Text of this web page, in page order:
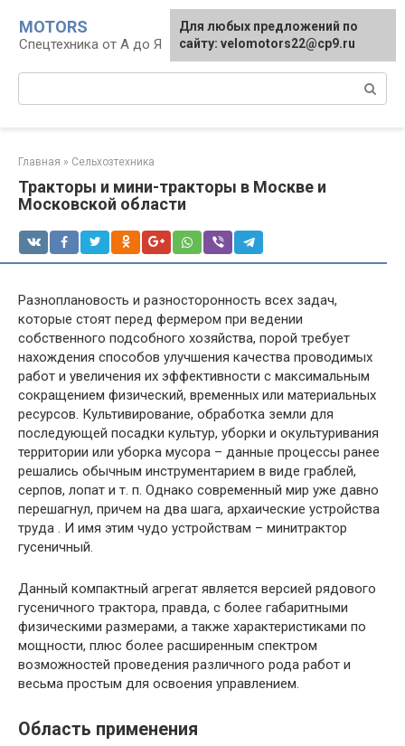
контенту
MOTORS
Спецтехника от А до Я
Главная » Сельхозтехника
Тракторы и мини-тракторы в Москве и
Московской области
Разноплановость и разносторонность всех задач,
которые стоят перед фермером при ведении
собственного подсобного хозяйства, порой требует
нахождения способов улучшения качества проводимых
работ и увеличения их эффективности с максимальным
сокращением физический, временных или материальных
ресурсов. Культивирование, обработка земли для
последующей посадки культур, уборки и окультуривания
территории или уборка мусора – данные процессы ранее
решались обычным инструментарием в виде граблей,
серпов, лопат и т. п. Однако современный мир уже давно
перешагнул, причем на два шага, архаические устройства
труда . И имя этим чудо устройствам – минитрактор
гусеничный.
Данный компактный агрегат является версией рядового
гусеничного трактора, правда, с более габаритными
физическими размерами, а также характеристиками по
мощности, плюс более расширенным спектром
возможностей проведения различного рода работ и
весьма простым для освоения управлением.
Область применения
Для любых предложений по
сайту: velomotors22@cp9.ru